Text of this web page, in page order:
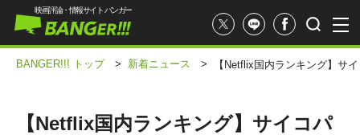
映画評論・情報サイト バンガー
BANGER!!! トップ > 新着ニュース > 【Netflix国内ランキング】サ
【Netflix国内ランキング】サイコパ